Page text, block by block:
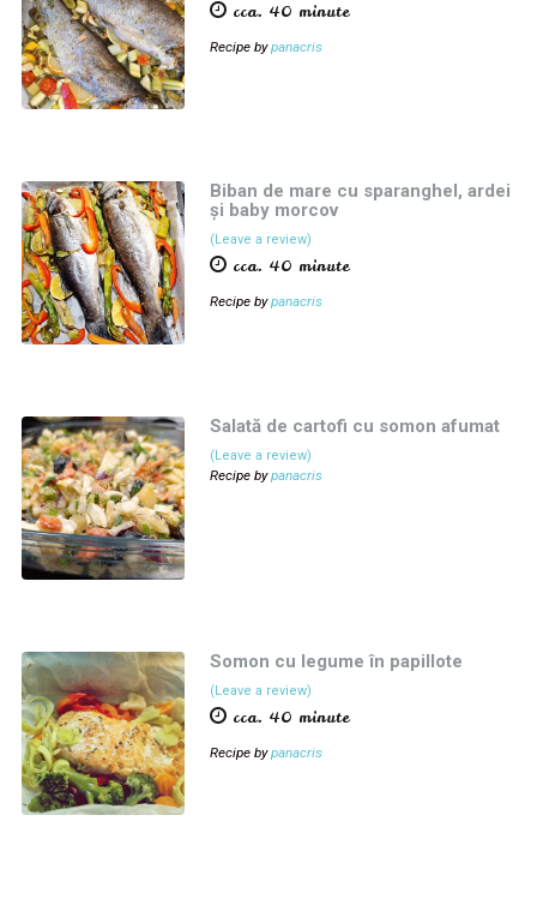
cca. 40 minute
Recipe bypanacris
Biban de mare cu sparanghel, ardei
și baby morcov
(Leave a review)
cca. 40 minute
Recipe bypanacris
Salată de cartofi cu somon afumat
(Leave a review)
Recipe bypanacris
Somon cu legume în papillote
(Leave a review)
cca. 40 minute
Recipe bypanacris